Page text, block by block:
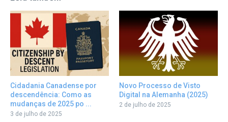
Cidadania Canadense por
descendência: Como as
mudanças de 2025 po ...
3 de julho de 2025
Novo Processo de Visto
Digital na Alemanha (2025)
2 de julho de 2025